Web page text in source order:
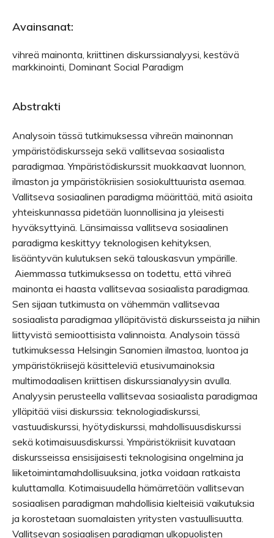
Avainsanat:
vihreä mainonta, kriittinen diskurssianalyysi, kestävä
markkinointi, Dominant Social Paradigm
Abstrakti
Analysoin tässä tutkimuksessa vihreän mainonnan
ympäristödiskursseja sekä vallitsevaa sosiaalista
paradigmaa. Ympäristödiskurssit muokkaavat luonnon,
ilmaston ja ympäristökriisien sosiokulttuurista asemaa.
Vallitseva sosiaalinen paradigma määrittää, mitä asioita
yhteiskunnassa pidetään luonnollisina ja yleisesti
hyväksyttyinä. Länsimaissa vallitseva sosiaalinen
paradigma keskittyy teknologisen kehityksen,
lisääntyvän kulutuksen sekä talouskasvun ympärille.
Aiemmassa tutkimuksessa on todettu, että vihreä
mainonta ei haasta vallitsevaa sosiaalista paradigmaa.
Sen sijaan tutkimusta on vähemmän vallitsevaa
sosiaalista paradigmaa ylläpitävistä diskursseista ja niihin
liittyvistä semioottisista valinnoista. Analysoin tässä
tutkimuksessa Helsingin Sanomien ilmastoa, luontoa ja
ympäristökriisejä käsitteleviä etusivumainoksia
multimodaalisen kriittisen diskurssianalyysin avulla.
Analyysin perusteella vallitsevaa sosiaalista paradigmaa
ylläpitää viisi diskurssia: teknologiadiskurssi,
vastuudiskurssi, hyötydiskurssi, mahdollisuusdiskurssi
sekä kotimaisuusdiskurssi. Ympäristökriisit kuvataan
diskursseissa ensisijaisesti teknologisina ongelmina ja
liiketoimintamahdollisuuksina, jotka voidaan ratkaista
kuluttamalla. Kotimaisuudella hämärretään vallitsevan
sosiaalisen paradigman mahdollisia kielteisiä vaikutuksia
ja korostetaan suomalaisten yritysten vastuullisuutta.
Vallitsevan sosiaalisen paradigman ulkopuolisten